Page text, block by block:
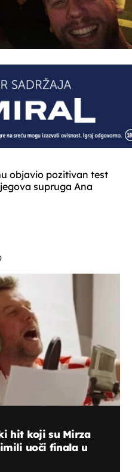
objavio pozitivan test
supruga Ana
hit koji su Mirza
uoči finala u